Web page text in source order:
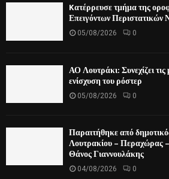
Kατέρρευσε τμήμα της
Επειγόντων Περιστατικών
05/08/2026 0
ΑΟ Λουτράκι: Συνεχίζει
ενίσχυση του ρόστερ
05/08/2026 0
Παραιτήθηκε από
Λουτρακίου – Περαχώρας
Θάνος Γιαννουλάκης
04/08/2026 0